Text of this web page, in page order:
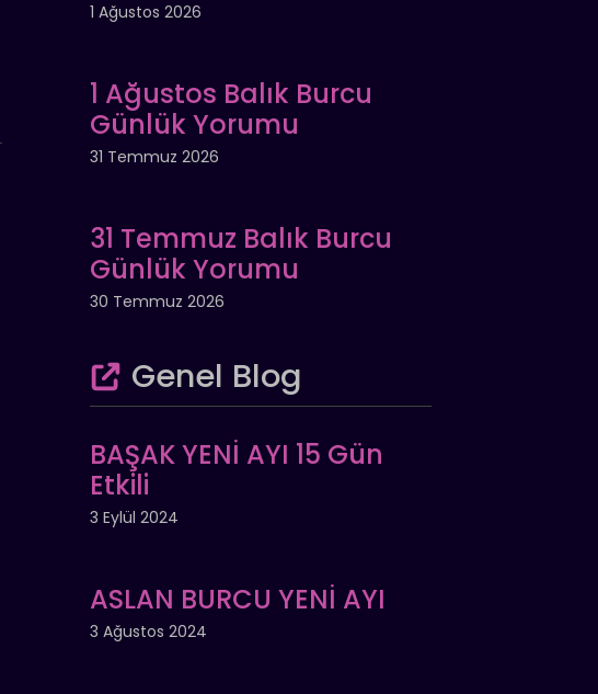
1 Ağustos 2026
1 Ağustos Balık Burcu
Günlük Yorumu
31 Temmuz 2026
31 Temmuz Balık Burcu
Günlük Yorumu
30 Temmuz 2026
Genel Blog
BAŞAK YENİ AYI 15 Gün
Etkili
3 Eylül 2024
ASLAN BURCU YENİ AYI
3 Ağustos 2024